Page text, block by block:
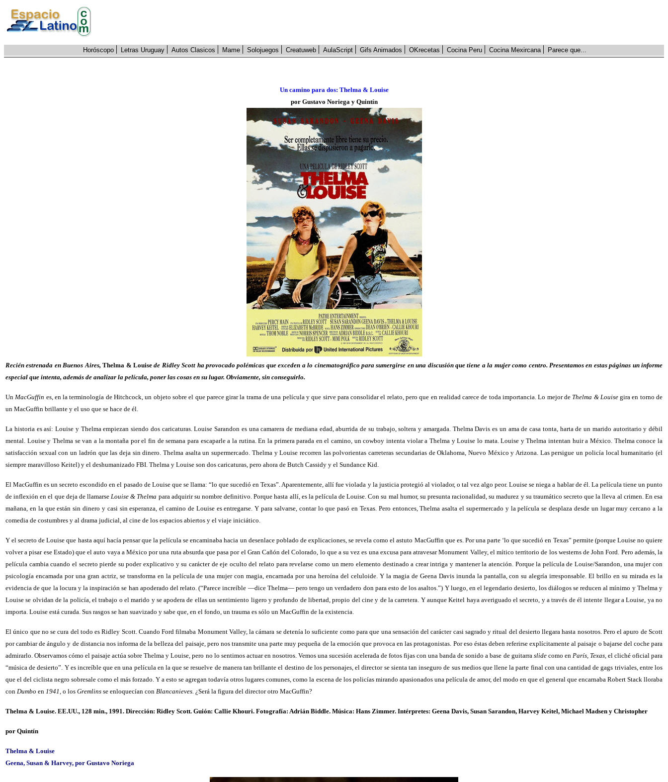
Horóscopo Letras Uruguay Autos Clasicos Mame Solojuegos Creatuweb AulaScript Gifs Animados OKrecetas Cocina Peru Cocina Mexircana Parece que...
Un camino para dos: Thelma & Louise
por Gustavo Noriega y Quintín
Recién estrenada en Buenos Aires,Thelma & Louisede Ridley Scott ha provocado polémicas que exceden a lo cinematográfico para sumergirse en una discusión que tiene a la mujer como centro. Presentamos en estas páginas un informe
especial que intenta, además de analizar la película, poner las cosas en su lugar. Obviamente, sin conseguirlo.
UnMacGuffin es, en la terminología de Hitchcock, un objeto sobre el que parece girar la trama de una película y que sirve para consolidar el relato, pero que en realidad carece de toda importancia. Lo mejor de Thelma & Louisegira en torno de
un MacGuffin brillante y el uso que se hace de él.
La historia es así: Louise y Thelma empiezan siendo dos caricaturas. Louise Sarandon es una camarera de mediana edad, aburrida de su trabajo, soltera y amargada. Thelma Davis es un ama de casa tonta, harta de un marido autoritario y débil
mental. Louise y Thelma se van a la montaña por el fin de semana para escaparle a la rutina. En la primera parada en el camino, un cowboy intenta violar a Thelma y Louise lo mata. Louise y Thelma intentan huir a México. Thelma conoce la
satisfacción sexual con un ladrón que las deja sin dinero. Thelma asalta un supermercado. Thelma y Louise recorren las polvorientas carreteras secundarias de Oklahoma, Nuevo México y Arizona. Las persigue un policía local humanitario (el
siempre maravilloso Keitel) y el deshumanizado FBI. Thelma y Louise son dos caricaturas, pero ahora de Butch Cassidy y el Sundance Kid.
El MacGuffin es un secreto escondido en el pasado de Louise que se llama: “lo que sucedió en Texas”. Aparentemente, allí fue violada y la justicia protegió al violador, o tal vez algo peor. Louise se niega a hablar de él. La película tiene un punto
de inflexión en el que deja de llamarseLouise & Thelma para adquirir su nombre definitivo. Porque hasta allí, es la película de Louise. Con su mal humor, su presunta racionalidad, su madurez y su traumático secreto que la lleva al crimen. En esa
mañana, en la que están sin dinero y casi sin esperanza, el camino de Louise es entregarse. Y para salvarse, contar lo que pasó en Texas. Pero entonces, Thelma asalta el supermercado y la película se desplaza desde un lugar muy cercano a la
comedia de costumbres y al drama judicial, al cine de los espacios abiertos y el viaje iniciático.
Y el secreto de Louise que hasta aquí hacía pensar que la película se encaminaba hacia un desenlace poblado de explicaciones, se revela como el astuto MacGuffin que es. Por una parte ‘lo que sucedió en Texas” permite (porque Louise no quiere
volver a pisar ese Estado) que el auto vaya a México por una ruta absurda que pasa por el Gran Cañón del Colorado, lo que a su vez es una excusa para atravesar Monument Valley, el mítico territorio de los westerns de John Ford. Pero además, la
película cambia cuando el secreto pierde su poder explicativo y su carácter de eje oculto del relato para revelarse como un mero elemento destinado a crear intriga y mantener la atención. Porque la película de Louise/Sarandon, una mujer con
psicología encamada por una gran actriz, se transforma en la película de una mujer con magia, encarnada por una heroína del celuloide. Y la magia de Geena Davis inunda la pantalla, con su alegría irresponsable. El brillo en su mirada es la
evidencia de que la locura y la inspiración se han apoderado del relato. (“Parece increíble —dice Thelma— pero tengo un verdadero don para esto de los asaltos.”) Y luego, en el legendario desierto, los diálogos se reducen al mínimo y Thelma y
Louise se olvidan de la policía, el trabajo o el marido y se apodera de ellas un sentimiento ligero y profundo de libertad, propio del cine y de la carretera. Y aunque Keitel haya averiguado el secreto, y a través de él intente llegar a Louise, ya no
importa. Louise está curada. Sus rasgos se han suavizado y sabe que, en el fondo, un trauma es sólo un MacGuffin de la existencia.
El único que no se cura del todo es Ridley Scott. Cuando Ford filmaba Monument Valley, la cámara se detenía lo suficiente como para que una sensación del carácter casi sagrado y ritual del desierto llegara hasta nosotros. Pero el apuro de Scott
por cambiar de ángulo y de distancia nos informa de la belleza del paisaje, pero nos transmite una parte muy pequeña de la emoción que provoca en las protagonistas. Por eso éstas deben referirse explícitamente al paisaje o bajarse del coche para
admirarlo. Observamos cómo el paisaje actúa sobre Thelma y Louise, pero no lo sentimos actuar en nosotros. Vemos una sucesión acelerada de fotos fijas con una banda de sonido a base de guitarra slidecomo en París, Texas,el cliché oficial para
“música de desierto”. Y es increíble que en una película en la que se resuelve de manera tan brillante el destino de los personajes, el director se sienta tan inseguro de sus medios que llene la parte final con una cantidad de gags triviales, entre los
que el del ciclista negro sobresale como el más forzado. Y a esto se agregan todavía otros lugares comunes, como la escena de los policías mirando apasionados una película de amor, del modo en que el general que encarnaba Robert Stack lloraba
con Dumbo en 1941, o los Gremlins se enloquecían con Blancanieves. ¿Será la figura del director otro MacGuffin?
Thelma & Louise. EE.UU., 128 min., 1991. Dirección: Ridley Scott. Guión: Callie Khouri. Fotografía: Adrián Biddle. Música: Hans Zimmer. Intérpretes: Geena Davis, Susan Sarandon, Harvey Keitel, Michael Madsen y Christopher
por Quintín
Thelma & Louise
Geena, Susan & Harvey, por Gustavo Noriega